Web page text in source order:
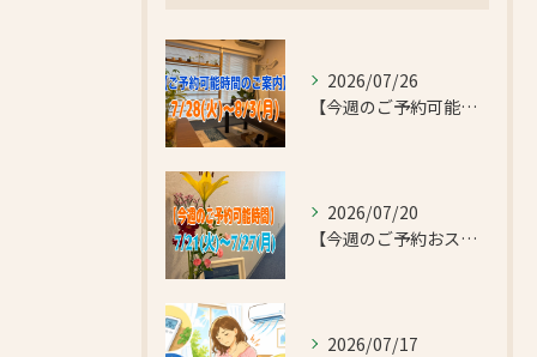
2026/07/26
【今週のご予約可能時間のご案内】2026/7/28(火)~8/3(月)
2026/07/20
【今週のご予約おススメ時間のご案内】2026/7/21(火)~7/27(月)
2026/07/17